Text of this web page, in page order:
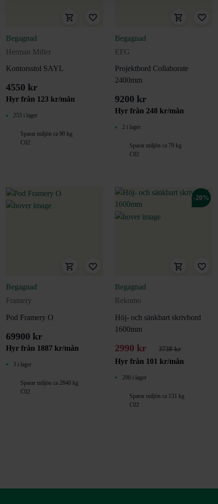
Herman Miller
Begagnad
Kontorsstol SAYL
4550 kr
Hyr från 123 kr/mån
253 i lager
Sparar miljön ca 90 kg
C02
EFG
Begagnad
Projektbord Collaborate
2400mm
9200 kr
Hyr från 248 kr/mån
2 i lager
Sparar miljön ca 79 kg
C02
Framery
Begagnad
Pod Framery O
69900 kr
Hyr från 1887 kr/mån
3 i lager
Sparar miljön ca 2840 kg
C02
-20%
Rekomo
Begagnad
Höj- och sänkbart skrivbord
1600mm
2990 kr 3738 kr
Hyr från 101 kr/mån
200 i lager
Sparar miljön ca 131 kg
C02